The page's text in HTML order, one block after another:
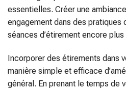
essentielles. Créer une
engagement dans des pratiques
séances d’étirement encore
Incorporer des étirements dans
manière simple et efficace
général. En prenant le temps de